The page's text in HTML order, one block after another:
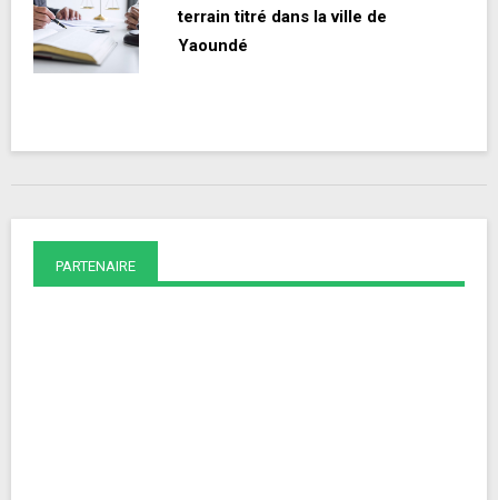
terrain titré dans la ville de
Yaoundé
PARTENAIRE